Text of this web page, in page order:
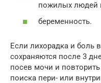
пожилых людей
беременность.
Если лихорадка и боль
сохраняются после 3
посев мочи и
поиска пери- или